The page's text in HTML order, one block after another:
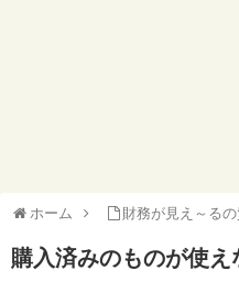
ホーム 財務が見え～るの
購入済みのものが使え